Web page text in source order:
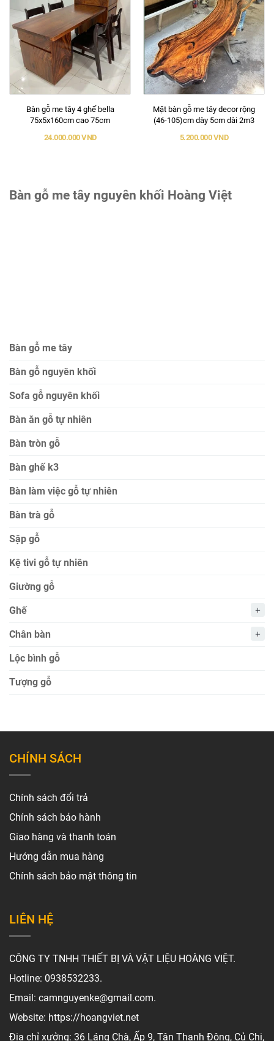
Bàn gỗ me tây 4 ghế bella
75x5x160cm cao 75cm
24.000.000 VND
Mặt bàn gỗ me tây decor rộng
(46-105)cm dày 5cm dài 2m3
5.200.000 VND
Bàn gỗ me tây nguyên khối Hoàng Việt
Bàn gỗ me tây
Bàn gỗ nguyên khối
Sofa gỗ nguyên khối
Bàn ăn gỗ tự nhiên
Bàn tròn gỗ
Bàn ghế k3
Bàn làm việc gỗ tự nhiên
Bàn trà gỗ
Sập gỗ
Kệ tivi gỗ tự nhiên
Giường gỗ
Ghế
Chân bàn
Lộc bình gỗ
Tượng gỗ
CHÍNH SÁCH
Chính sách đổi trả
Chính sách bảo hành
Giao hàng và thanh toán
Hướng dẫn mua hàng
Chính sách bảo mật thông tin
LIÊN HỆ
CÔNG TY TNHH THIẾT BỊ VÀ VẬT LIỆU HOÀNG VIỆT.
Hotline: 0938532233.
Email: camnguyenke@gmail.com.
Website: https://hoangviet.net
Địa chỉ xưởng: 36 Láng Chà, Ấp 9, Tân Thạnh Đông, Củ Chi,